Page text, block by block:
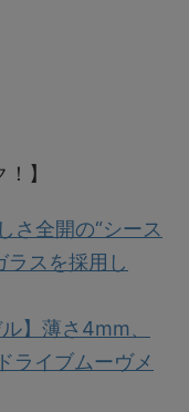
】
さ全開の“シース
ラスを採用し
】薄さ4mm、
ライブムーヴメ